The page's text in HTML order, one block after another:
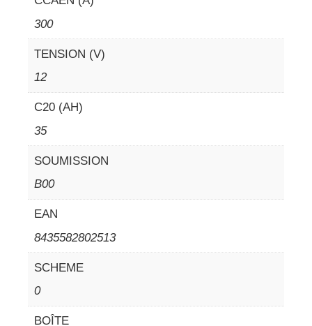
300
TENSION (V)
12
C20 (AH)
35
SOUMISSION
B00
EAN
8435582802513
SCHEME
0
BOÎTE